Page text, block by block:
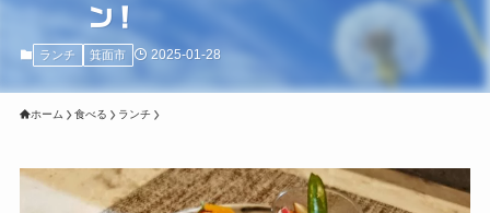
ン！
ランチ 箕面市 2025-01-28
ホーム 食べる ランチ